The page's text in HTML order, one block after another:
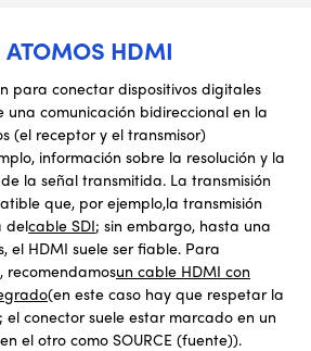
HDMI
para conectar dispositivos digitales
una comunicación bidireccional en la
(el receptor y el transmisor)
información sobre la resolución y la
la señal transmitida. La transmisión
que, por ejemplo,la transmisión
delcable SDI; sin embargo, hasta una
el HDMI suele ser fiable. Para
recomendamosun cable HDMI con
(en este caso hay que respetar la
el conector suele estar marcado en un
el otro como SOURCE (fuente)).